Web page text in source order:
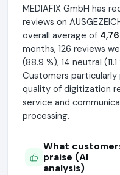
MEDIAFIX GmbH has
reviews on
overall average of 4,76
months, 126 reviews
(88.9 %), 14 neutral
Customers particularly
quality of digitization
service and
processing.
What
praise (AI
analysis)